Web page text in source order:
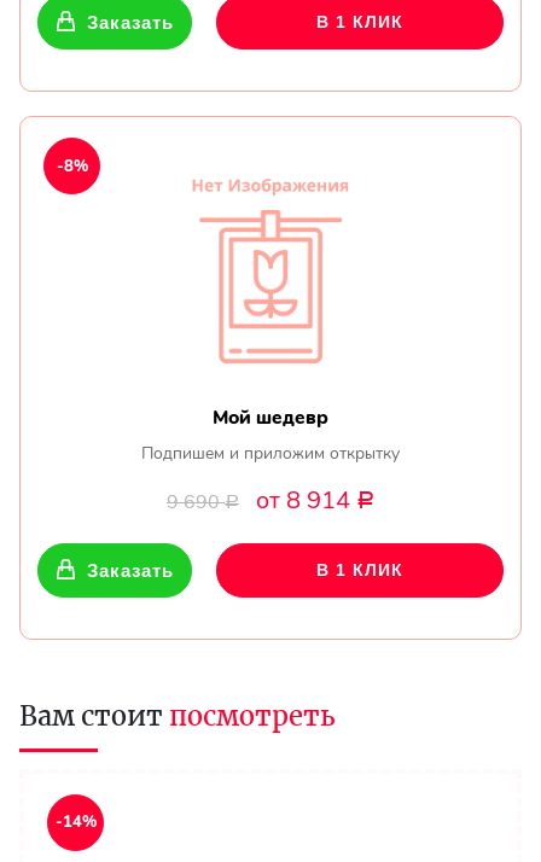
Заказать В 1 КЛИК
Мой шедевр
Подпишем и приложим открытку
9 690Р от 8 914 Р
-8%
Заказать В 1 КЛИК
Вам стоит посмотреть
-14%